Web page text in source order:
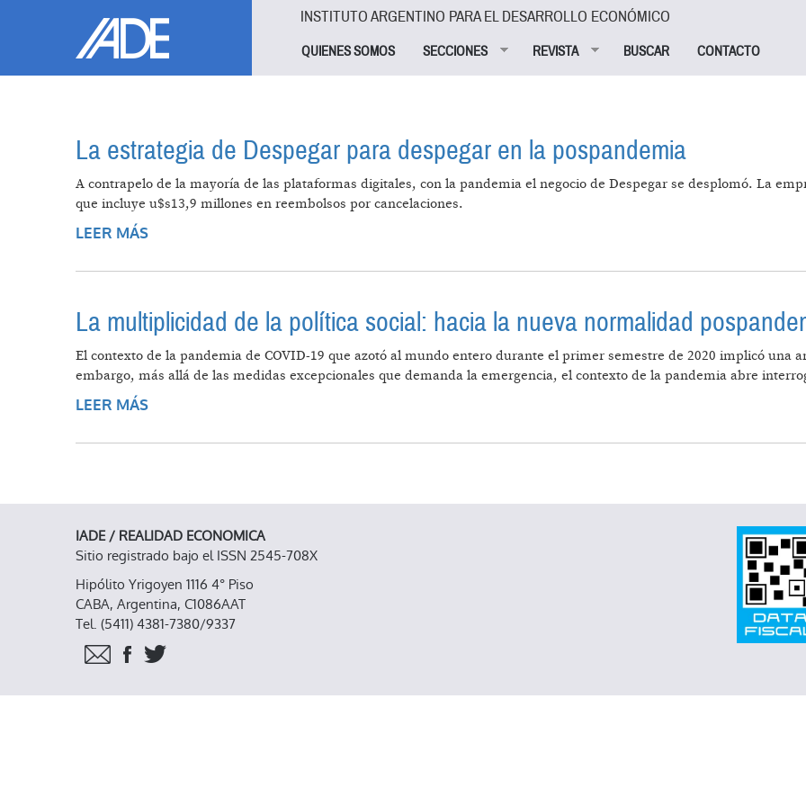
INSTITUTO ARGENTINO PARA EL DESARROLLO ECONÓMICO
QUIENES SOMOS SECCIONES REVISTA BUSCAR CONTACTO
La estrategia de Despegar para despegar en la pospandemia
A contrapelo de la mayoría de las plataformas digitales, con la pandemia el negocio de Despegar se desplomó. La
que incluye u$s13,9 millones en reembolsos por cancelaciones.
LEER MÁS
La multiplicidad de la política social: hacia la nueva normalidad
El contexto de la pandemia de COVID-19 que azotó al mundo entero durante el primer semestre de 2020 implicó una
embargo, más allá de las medidas excepcionales que demanda la emergencia, el contexto de la pandemia abre
LEER MÁS
IADE / REALIDAD ECONOMICA
Sitio registrado bajo el ISSN 2545-708X
Hipólito Yrigoyen 1116 4° Piso
CABA, Argentina, C1086AAT
Tel. (5411) 4381-7380/9337